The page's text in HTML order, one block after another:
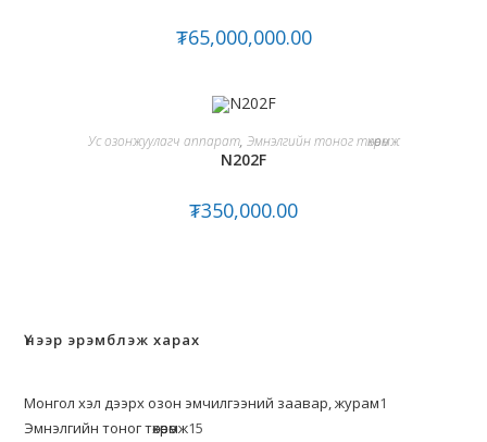
₮65,000,000.00
ADD TO CART
Ус озонжуулагч аппарат, Эмнэлгийн тоног төхөөрөмж
N202F
₮350,000.00
Үнээр эрэмблэж харах
Монгол хэл дээрх озон эмчилгээний заавар, журам1
Эмнэлгийн тоног төхөөрөмж15